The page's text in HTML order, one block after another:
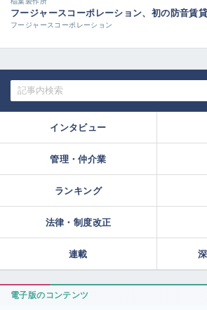
フージャースコーポレーション、初の防音賃
フージャースコーポレーション
インタビュー
管理・仲介業
ランキング
法律・制度改正
連載
電子版のコンテンツ